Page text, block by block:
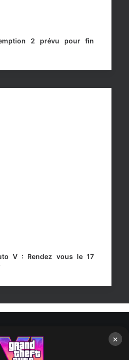
×
2 prévu pour fin
V : Rendez vous le 17
2026 – Tous droits réservés –